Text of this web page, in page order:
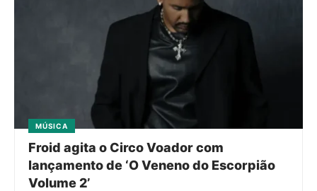
MÚSICA
Froid agita o Circo Voador com
lançamento de ‘O Veneno do Escorpião
Volume 2’